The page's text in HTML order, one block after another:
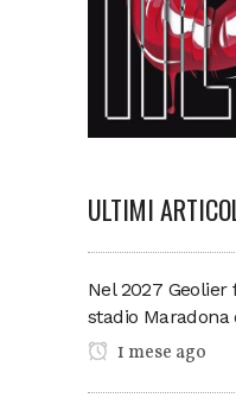
ULTIMI
Nel 2027
stadio Maradona
1 mese ago